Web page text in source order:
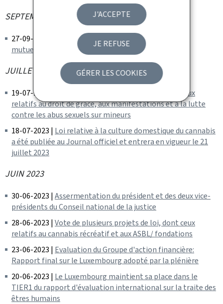
J'ACCEPTE
JE REFUSE
GÉRER LES COOKIES
SEPTEMBRE 2023
27-09-2023 |
Publication du 4e rapport d'évaluation
mutuelle du Luxembourg par le GAFI
JUILLET 2023
19-07-2023 |
Vote de plusieurs projets de loi, dont ceux
relatifs au droit de grâce, aux manifestations et à la lutte
contre les abus sexuels sur mineurs
18-07-2023 | Loi relative à la culture domestique du cannabis
a été publiée au Journal officiel et entrera en vigueur le 21
juillet 2023
JUIN 2023
30-06-2023 |Assermentation du président et des deux vice-
présidents du Conseil national de la justice
28-06-2023 |Vote de plusieurs projets de loi, dont ceux
relatifs au cannabis récréatif et aux ASBL/ fondations
23-06-2023 | Evaluation du Groupe d'action financière:
Rapport final sur le Luxembourg adopté par la plénière
20-06-2023 | Le Luxembourg maintient sa place dans le
TIER1 du rapport d'évaluation international sur la traite des
êtres humains